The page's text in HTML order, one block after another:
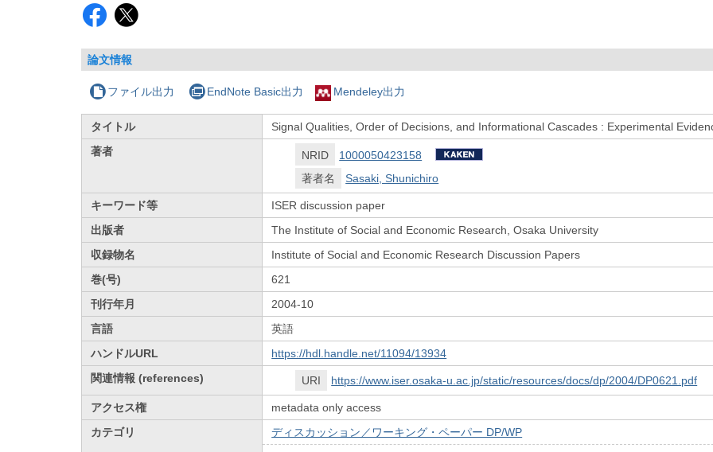
論文情報
ファイル出力 EndNote Basic出力 Mendeley出力
タイトル
Signal Qualities, Order of Decisions, and Informational Cascades : Experimental
著者
NRID
1000050423158
著者名
Sasaki, Shunichiro
キーワード等
ISER discussion paper
出版者
The Institute of Social and Economic Research, Osaka University
収録物名
Institute of Social and Economic Research Discussion Papers
巻(号)
621
刊行年月
2004-10
言語
英語
ハンドルURL
https://hdl.handle.net/11094/13934
関連情報 (references)
URI https://www.iser.osaka-u.ac.jp/static/resources/docs/dp/2004/DP0621.pdf
アクセス権
metadata only access
カテゴリ
ディスカッション／ワーキング・ペーパー DP/WP